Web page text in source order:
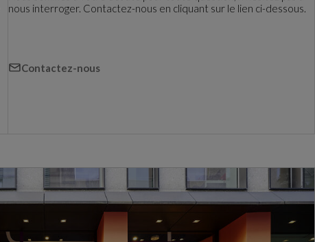
nous interroger. Contactez-nous en cliquant sur le lien ci-dessous.
Contactez-nous